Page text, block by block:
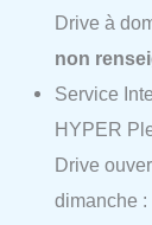
Drive à
non
Service
HYPER
Drive
dimanche :